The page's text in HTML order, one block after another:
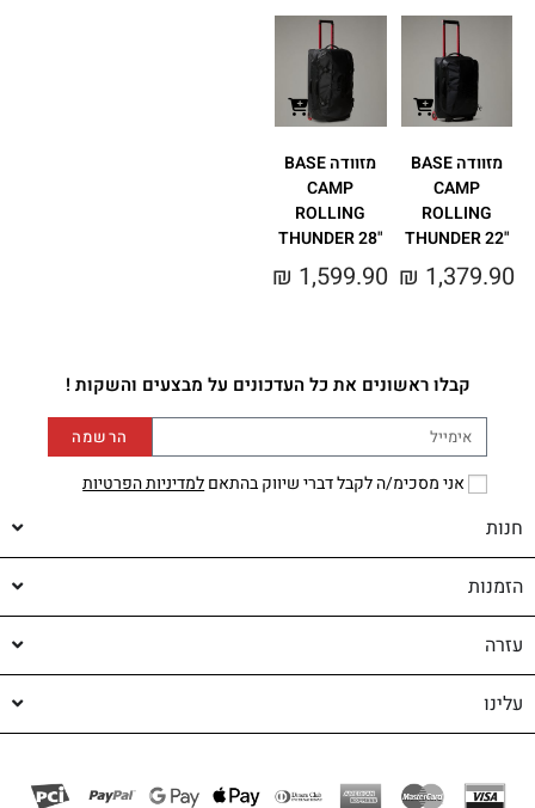
מזוודה BASE
CAMP
ROLLING
THUNDER 22"‎
₪ 1,379.90
מזוודה BASE
CAMP
ROLLING
THUNDER 28"‎
₪ 1,599.90
קבלו ראשונים את כל העדכונים על מבצעים והשקות !
אני מסכימ/ה לקבל דברי שיווק בהתאםלמדיניות הפרטיות
הרשמה
חנות
הזמנות
עזרה
עלינו